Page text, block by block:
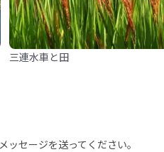
三連水車と田
セージを送ってください。